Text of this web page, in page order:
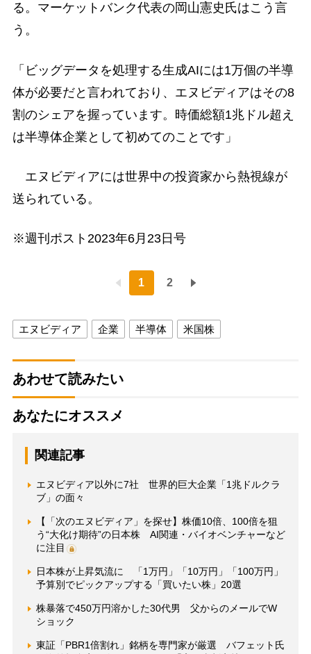
る。マーケットバンク代表の岡山憲史氏はこう言
う。
「ビッグデータを処理する生成AIには1万個の半導
体が必要だと言われており、エヌビディアはその8
割のシェアを握っています。時価総額1兆ドル超え
は半導体企業として初めてのことです」
エヌビディアには世界中の投資家から熱視線が
送られている。
※週刊ポスト2023年6月23日号
1 2
エヌビディア 企業 半導体 米国株
あわせて読みたい
あなたにオススメ
関連記事
エヌビディア以外に7社 世界的巨大企業「1兆ドルクラ
ブ」の面々
【「次のエヌビディア」を探せ】株価10倍、100倍を狙
う“大化け期待”の日本株 AI関連・バイオベンチャーなど
に注目
日本株が上昇気流に 「1万円」「10万円」「100万円」
予算別でピックアップする「買いたい株」20選
株暴落で450万円溶かした30代男 父からのメールでW
ショック
東証「PBR1倍割れ」銘柄を専門家が厳選 バフェット氏